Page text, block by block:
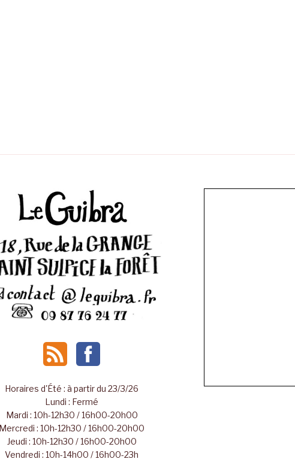
Horaires d'Été : à partir du 23/3/26
Lundi : Fermé
Mardi : 10h-12h30 / 16h00-20h00
Mercredi : 10h-12h30 / 16h00-20h00
Jeudi : 10h-12h30 / 16h00-20h00
Vendredi : 10h-14h00 / 16h00-23h